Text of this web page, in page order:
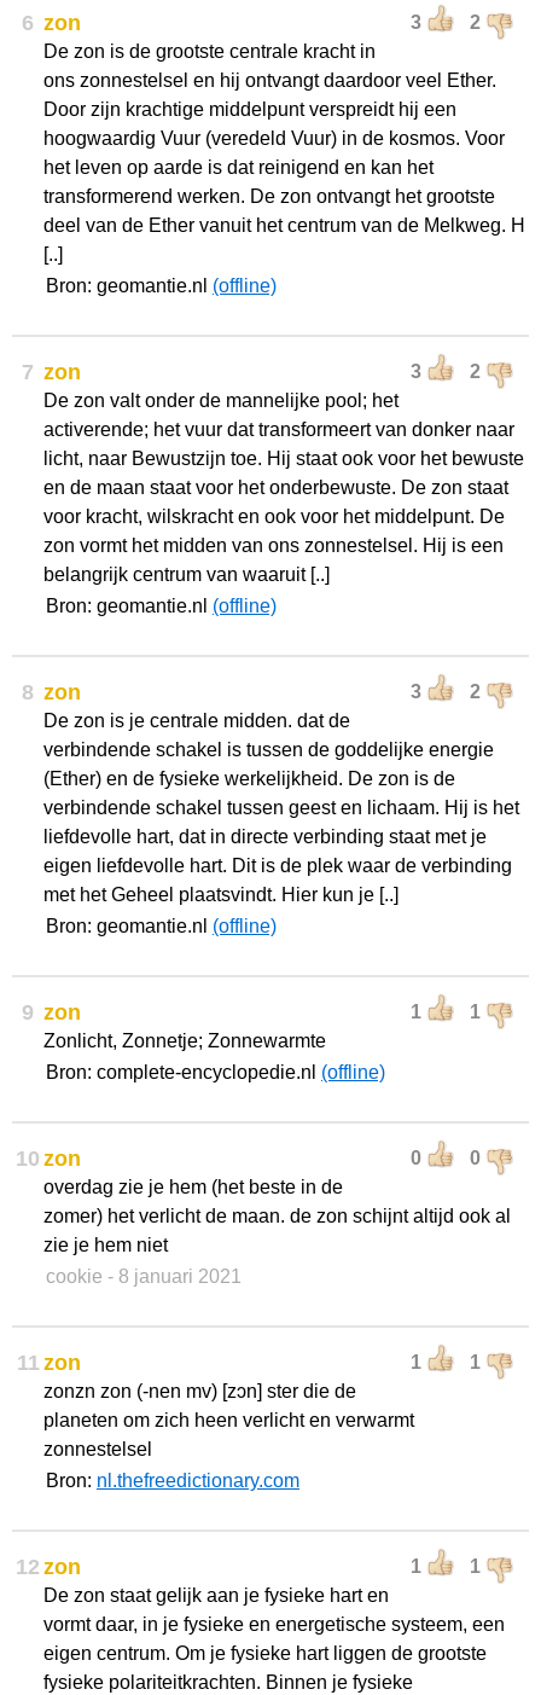
6 3 2
zon
De zon is de grootste centrale kracht in
ons zonnestelsel en hij ontvangt daardoor veel Ether.
Door zijn krachtige middelpunt verspreidt hij een
hoogwaardig Vuur (veredeld Vuur) in de kosmos. Voor
het leven op aarde is dat reinigend en kan het
transformerend werken. De zon ontvangt het grootste
deel van de Ether vanuit het centrum van de Melkweg. H
[..]
Bron: geomantie.nl (offline)
7 3 2
zon
De zon valt onder de mannelijke pool; het
activerende; het vuur dat transformeert van donker naar
licht, naar Bewustzijn toe. Hij staat ook voor het bewuste
en de maan staat voor het onderbewuste. De zon staat
voor kracht, wilskracht en ook voor het middelpunt. De
zon vormt het midden van ons zonnestelsel. Hij is een
belangrijk centrum van waaruit [..]
Bron: geomantie.nl (offline)
8 3 2
zon
De zon is je centrale midden. dat de
verbindende schakel is tussen de goddelijke energie
(Ether) en de fysieke werkelijkheid. De zon is de
verbindende schakel tussen geest en lichaam. Hij is het
liefdevolle hart, dat in directe verbinding staat met je
eigen liefdevolle hart. Dit is de plek waar de verbinding
met het Geheel plaatsvindt. Hier kun je [..]
Bron: geomantie.nl (offline)
9 1 1
zon
Zonlicht, Zonnetje; Zonnewarmte
Bron: complete-encyclopedie.nl (offline)
10 0 0
zon
overdag zie je hem (het beste in de
zomer) het verlicht de maan. de zon schijnt altijd ook al
zie je hem niet
cookie - 8 januari 2021
11 1 1
zon
zonzn zon (-nen mv) [zɔn] ster die de
planeten om zich heen verlicht en verwarmt
zonnestelsel
Bron: nl.thefreedictionary.com
12 1 1
zon
De zon staat gelijk aan je fysieke hart en
vormt daar, in je fysieke en energetische systeem, een
eigen centrum. Om je fysieke hart liggen de grootste
fysieke polariteitkrachten. Binnen je fysieke